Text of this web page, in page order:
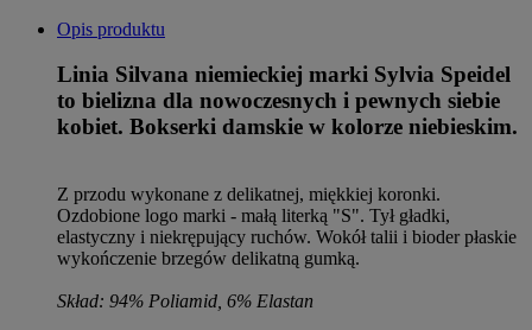
Opis produktu
Linia Silvana niemieckiej marki Sylvia Speidel
to bielizna dla nowoczesnych i pewnych siebie
kobiet. Bokserki damskie w kolorze niebieskim.
Z przodu wykonane z delikatnej, miękkiej koronki.
Ozdobione logo marki - małą literką "S". Tył gładki,
elastyczny i niekrępujący ruchów. Wokół talii i bioder płaskie
wykończenie brzegów delikatną gumką.
Skład: 94% Poliamid, 6% Elastan